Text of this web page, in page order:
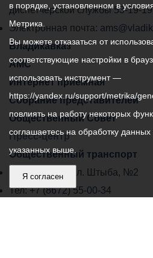
самоуправления
города
Владикавказ:
диспетчерской службы53-19-19
Электронная почта:
Владикавказ
АМС
Интернет приемная
Собрание представителей
Общественный Совет
Пресс-центр
Общественный транспорт
Владикавказ, пл. Штыба, №2
Тел:+7 (8672) 55-00-34
в порядке, установленном в
Метрика.
Вы можете отказаться от
соответствующие настройки в
использовать инструмент —
https://yandex.ru/support/metrika/
повлиять на работу некоторых
соглашаетесь на обработку
указанных выше.
Я согласен